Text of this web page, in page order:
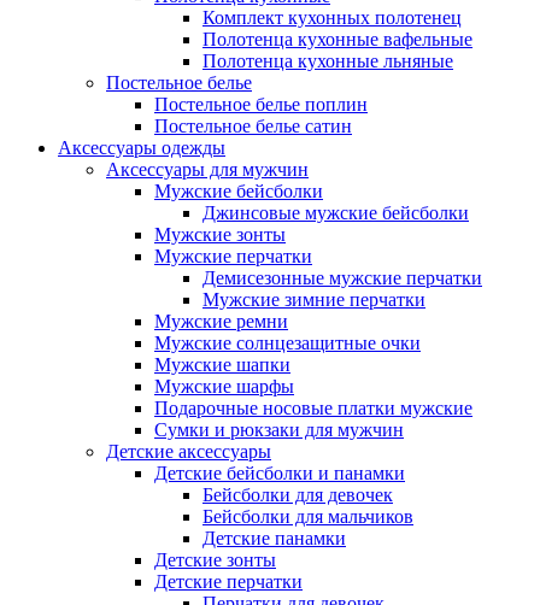
Комплект кухонных полотенец
Полотенца кухонные вафельные
Полотенца кухонные льняные
Постельное белье
Постельное белье поплин
Постельное белье сатин
Аксессуары одежды
Аксессуары для мужчин
Мужские бейсболки
Джинсовые мужские бейсболки
Мужские зонты
Мужские перчатки
Демисезонные мужские перчатки
Мужские зимние перчатки
Мужские ремни
Мужские солнцезащитные очки
Мужские шапки
Мужские шарфы
Подарочные носовые платки мужские
Сумки и рюкзаки для мужчин
Детские аксессуары
Детские бейсболки и панамки
Бейсболки для девочек
Бейсболки для мальчиков
Детские панамки
Детские зонты
Детские перчатки